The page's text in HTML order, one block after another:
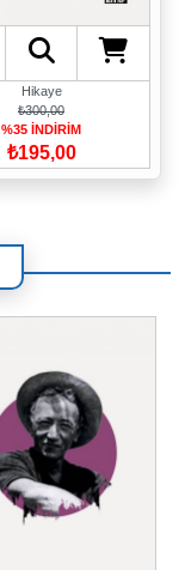
Hikaye
₺300,00
%35 İNDİRİM
₺195,00